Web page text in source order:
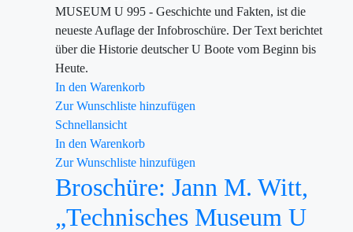
MUSEUM U 995 - Geschichte und Fakten, ist die
neueste Auflage der Infobroschüre. Der Text berichtet
über die Historie deutscher U Boote vom Beginn bis
Heute.
In den Warenkorb
Zur Wunschliste hinzufügen
Schnellansicht
In den Warenkorb
Zur Wunschliste hinzufügen
Broschüre: Jann M. Witt,
„Technisches Museum U